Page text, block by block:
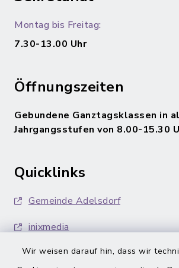
Wir weisen darauf hin, dass wir
Montag bis Freitag:
7.30-13.00 Uhr
Öffnungszeiten
Gebundene Ganztagsklassen in
Jahrgangsstufen von 8.00-15.30
Quicklinks
Gemeinde Adelsdorf
inixmedia